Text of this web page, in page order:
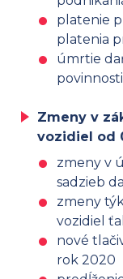
platenie
platenia
úmrtie
povinnosti
Zmeny v
vozidiel od
zmeny v
sadzieb
zmeny
vozidiel
nové
rok 2020